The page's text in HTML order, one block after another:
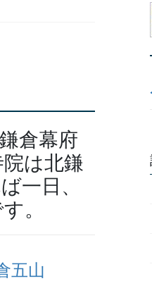
倉幕府
は北鎌
一日、
。
五山